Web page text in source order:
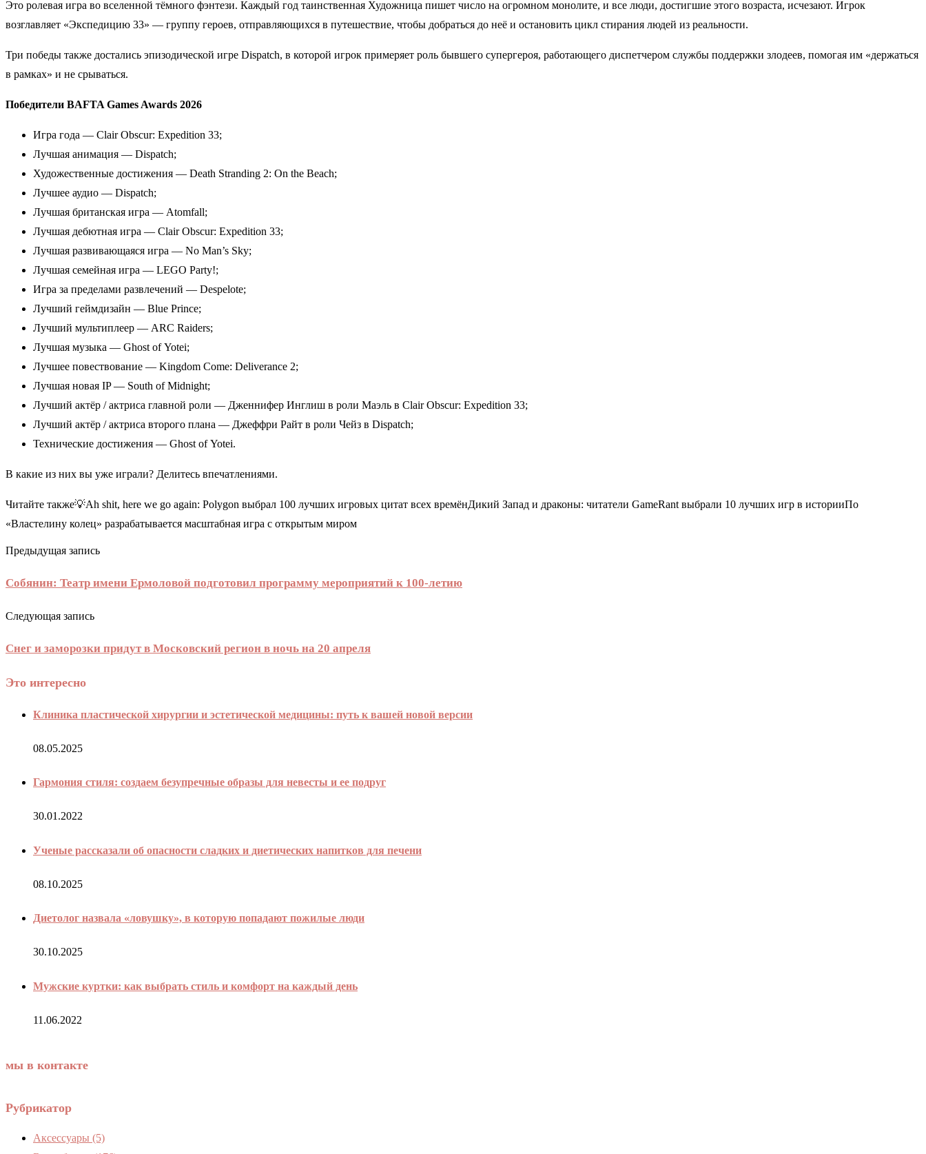
Это ролевая игра во вселенной тёмного фэнтези. Каждый год таинственная Художница пишет число на огромном монолите, и все люди, достигшие этого возраста, исчезают. Игрок
возглавляет «Экспедицию 33» — группу героев, отправляющихся в путешествие, чтобы добраться до неё и остановить цикл стирания людей из реальности.
Три победы также достались эпизодической игре Dispatch, в которой игрок примеряет роль бывшего супергероя, работающего диспетчером службы поддержки злодеев, помогая им «держаться
в рамках» и не срываться.
Победители BAFTA Games Awards 2026
Игра года — Clair Obscur: Expedition 33;
Лучшая анимация — Dispatch;
Художественные достижения — Death Stranding 2: On the Beach;
Лучшее аудио — Dispatch;
Лучшая британская игра — Atomfall;
Лучшая дебютная игра — Clair Obscur: Expedition 33;
Лучшая развивающаяся игра — No Man’s Sky;
Лучшая семейная игра — LEGO Party!;
Игра за пределами развлечений — Despelote;
Лучший геймдизайн — Blue Prince;
Лучший мультиплеер — ARC Raiders;
Лучшая музыка — Ghost of Yotei;
Лучшее повествование — Kingdom Come: Deliverance 2;
Лучшая новая IP — South of Midnight;
Лучший актёр / актриса главной роли — Дженнифер Инглиш в роли Маэль в Clair Obscur: Expedition 33;
Лучший актёр / актриса второго плана — Джеффри Райт в роли Чейз в Dispatch;
Технические достижения — Ghost of Yotei.
В какие из них вы уже играли? Делитесь впечатлениями.
Читайте также💡Ah shit, here we go again: Polygon выбрал 100 лучших игровых цитат всех времёнДикий Запад и драконы: читатели GameRant выбрали 10 лучших игр в историиПо
«Властелину колец» разрабатывается масштабная игра с открытым миром
Предыдущая запись
Собянин: Театр имени Ермоловой подготовил программу мероприятий к 100-летию
Следующая запись
Снег и заморозки придут в Московский регион в ночь на 20 апреля
Это интересно
Клиника пластической хирургии и эстетической медицины: путь к вашей новой версии
08.05.2025
Гармония стиля: создаем безупречные образы для невесты и ее подруг
30.01.2022
Ученые рассказали об опасности сладких и диетических напитков для печени
08.10.2025
Диетолог назвала «ловушку», в которую попадают пожилые люди
30.10.2025
Мужские куртки: как выбрать стиль и комфорт на каждый день
11.06.2022
мы в контакте
Рубрикатор
Аксессуары (5)